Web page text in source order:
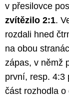
v přesilovce
zvítězilo 2:1.
rozdali hned
na obou
zápas, v němž
první, resp. 4:3
část rozhodla o